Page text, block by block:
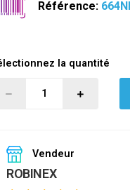
Référence:
la quantité
Vendeur
ROBINEX